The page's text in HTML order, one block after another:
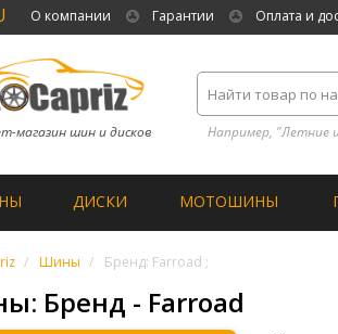
О компании Гарантии Оплата и
магазин шин и дисков Например, "Летние
ДИСКИ МОТОШИНЫ
Шины Бренд: Farroad ;
Бренд - Farroad